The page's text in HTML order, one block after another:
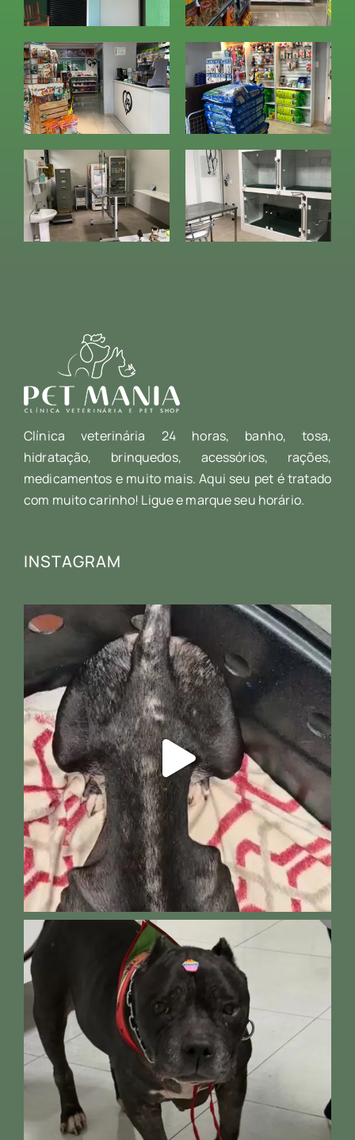
Clínica veterinária 24 horas, banho, tosa,
hidratação, brinquedos, acessórios, rações,
medicamentos e muito mais. Aqui seu pet é tratado
com muito carinho! Ligue e marque seu horário.
INSTAGRAM